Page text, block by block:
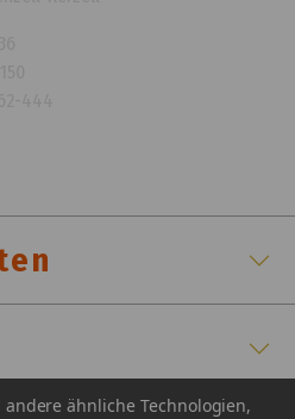
ähnliche Technologien,